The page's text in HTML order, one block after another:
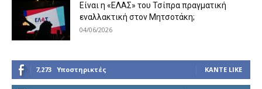
Είναι η «ΕΛΑΣ» του Τσίπρα πραγματική
εναλλακτική στον Μητσοτάκη;
04/06/2026
7,273 Υποστηρικτές ΚΆΝΤΕ LIKE